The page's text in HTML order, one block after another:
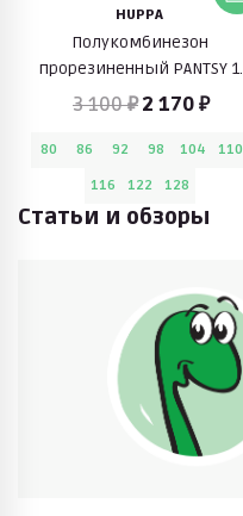
HUPPA
Полукомбинезон
прорезиненный PANTSY 1
(желтый)
3 100 ₽ 2 170 ₽
80 86 92 98 104
110
116
122 128
Статьи и обзоры